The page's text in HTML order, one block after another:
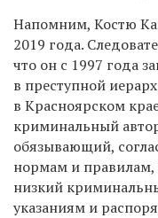
Напомним, Костю
2019 года.
что он с 1997 года
в преступной
в Красноярском
криминальный
обязывающий,
нормам и
низкий
указаниям и